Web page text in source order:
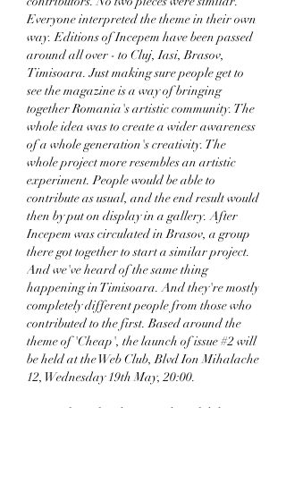
Everyone interpreted the theme in their own
way. Editions of Incepem have been passed
around all over - to Cluj, Iasi, Brasov,
Timisoara. Just making sure people get to
see the magazine is a way of bringing
together Romania's artistic community. The
whole idea was to create a wider awareness
of a whole generation's creativity. The
whole project more resembles an artistic
experiment. People would be able to
contribute as usual, and the end result would
then by put on display in a gallery. After
Incepem was circulated in Brasov, a group
there got together to start a similar project.
And we've heard of the same thing
happening in Timisoara. And they're mostly
completely different people from those who
contributed to the first. Based around the
theme of 'Cheap', the launch of issue #2 will
be held at the Web Club, Blvd Ion Mihalache
12, Wednesday 19th May, 20:00.
Rezista la multe, dar cateodata il doboara